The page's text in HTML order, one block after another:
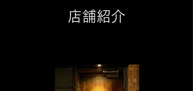
​店舗紹介